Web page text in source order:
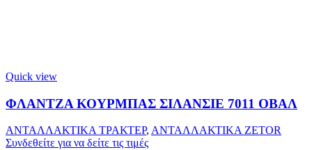
Quick view
ΦΛΑΝΤΖΑ ΚΟΥΡΜΠΑΣ ΣΙΛΑΝΣΙΕ 7011 ΟΒΑΛ
ΑΝΤΑΛΛΑΚΤΙΚΑ ΤΡΑΚΤΕΡ, ΑΝΤΑΛΛΑΚΤΙΚΑ ZETOR
Συνδεθείτε για να δείτε τις τιμές